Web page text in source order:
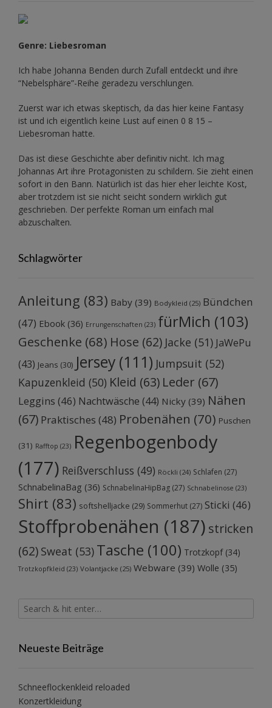
Genre: Liebesroman
Ich habe Johanna Benden durch Zufall entdeckt und ihre
“Nebelsphäre”-Reihe geradezu verschlungen.
Zuerst war ich etwas skeptisch, da das hier keine Fantasy
ist und ich eigentlich keine Lust auf einen 0 8 15 –
Liebesroman hatte.
Das ist diese Geschichte aber definitiv nicht. Ich mag
Johannas Art ihre Protagonisten zu schildern. Sie zieht einen
sofort in den Bann. Natürlich ist das hier eher leichte Kost,
aber trotzdem ist sie nicht seicht sondern wirklich gut
geschrieben. Der perfekte Roman um einfach mal
abzuschalten.
Schlagwörter
Anleitung (83) Baby (39) Bodykleid (25) Bündchen
(47) Ebook (36) Errungenschaften (23) fürMich (103)
Geschenke (68) Hose (62) Jacke (51) JaWePu
(43) Jeans (30) Jersey (111) Jumpsuit (52)
Kapuzenkleid (50) Kleid (63) Leder (67)
Leggins (46) Nachtwäsche (44) Nicky (39) Nähen
(67) Praktisches (48) Probenähen (70) Puschen
(31) Rafftop (23) Regenbogenbody
(177) Reißverschluss (49) Röckli (24) Schlafen (27)
SchnabelinaBag (36) SchnabelinaHipBag (27) Schnabelinose (23)
Shirt (83) softshelljacke (29) Sommerhut (27) Sticki (46)
Stoffprobenähen (187) stricken
(62) Sweat (53) Tasche (100) Trotzkopf(34)
Trotzkopfkleid (23) Volantjacke (25) Webware (39) Wolle (35)
Neueste Beiträge
Schneeflockenkleid reloaded
Konzertkleidung